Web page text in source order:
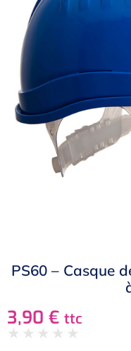
PS60 – Casque
3,90 € ttc
★ ★ ★ ★ ★